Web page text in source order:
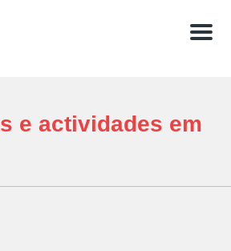
Menú
e actividades em